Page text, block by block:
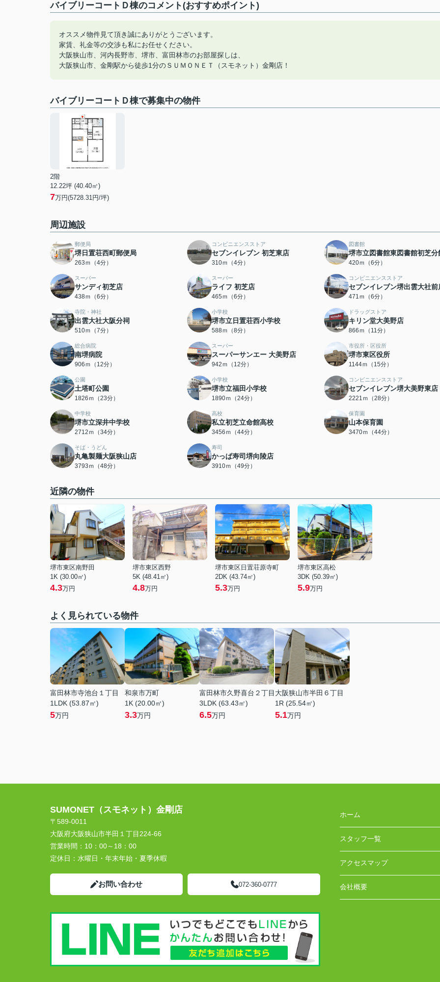
バイブリーコートＤ棟のコメント(おすすめポイント)
オススメ物件見て頂き誠にありがとうございます。
家賃、礼金等の交渉も私にお任せください。
大阪狭山市、河内長野市、堺市、富田林市のお部屋探しは、
大阪狭山市、金剛駅から徒歩1分のＳＵＭＯＮＥＴ（スモネット）金剛店！
バイブリーコートＤ棟で募集中の物件
2階
12.22坪 (40.40㎡)
7万円(5728.31円/坪)
周辺施設
郵便局
堺日置荘西町郵便局
263ｍ（4分）
コンビニエンスストア
セブンイレブン 初芝東店
310ｍ（4分）
図書館
堺市立図書館東図書館初芝分
420ｍ（6分）
スーパー
サンディ初芝店
438ｍ（6分）
スーパー
ライフ 初芝店
465ｍ（6分）
コンビニエンスストア
セブンイレブン堺出雲大社前
471ｍ（6分）
寺院・神社
出雲大社大阪分祠
510ｍ（7分）
小学校
堺市立日置荘西小学校
588ｍ（8分）
ドラッグストア
キリン堂大美野店
866ｍ（11分）
総合病院
南堺病院
906ｍ（12分）
スーパー
スーパーサンエー 大美野店
942ｍ（12分）
市役所・区役所
堺市東区役所
1144ｍ（15分）
公園
土塔町公園
1826ｍ（23分）
小学校
堺市立福田小学校
1890ｍ（24分）
コンビニエンスストア
セブンイレブン堺大美野東店
2221ｍ（28分）
中学校
堺市立深井中学校
2712ｍ（34分）
高校
私立初芝立命館高校
3456ｍ（44分）
保育園
山本保育園
3470ｍ（44分）
そば・うどん
丸亀製麺大阪狭山店
3793ｍ（48分）
寿司
かっぱ寿司堺向陵店
3910ｍ（49分）
近隣の物件
堺市東区南野田
1K (30.00㎡)
4.3万円
堺市東区西野
5K (48.41㎡)
4.8万円
堺市東区日置荘原寺町
2DK (43.74㎡)
5.3万円
堺市東区高松
3DK (50.39㎡)
5.9万円
よく見られている物件
富田林市寺池台１丁目
1LDK (53.87㎡)
5万円
和泉市万町
1K (20.00㎡)
3.3万円
富田林市久野喜台２丁目
3LDK (63.43㎡)
6.5万円
大阪狭山市半田６丁目
1R (25.54㎡)
5.1万円
SUMONET（スモネット）金剛店
〒589-0011
大阪府大阪狭山市半田１丁目224-66
営業時間： 10：00～18：00
定休日： 水曜日・年末年始・夏季休暇
お問い合わせ 072-360-0777
ホーム
スタッフ一覧
アクセスマップ
会社概要